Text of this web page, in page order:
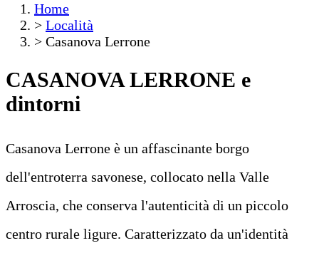
Home
> Località
> Casanova Lerrone
CASANOVA LERRONE e
dintorni
Casanova Lerrone è un affascinante borgo
dell'entroterra savonese, collocato nella Valle
Arroscia, che conserva l'autenticità di un piccolo
centro rurale ligure. Caratterizzato da un'identità